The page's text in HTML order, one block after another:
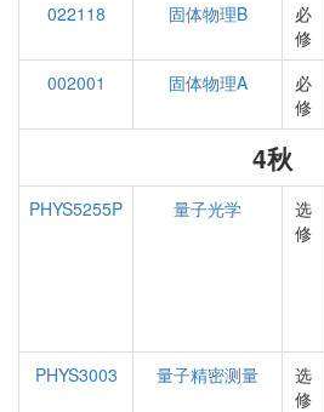
022118
固体物理B
必
修
002001
固体物理A
必
修
4秋
PHYS5255P 量子光学
选
修
PHYS3003
量子精密测量
选
修